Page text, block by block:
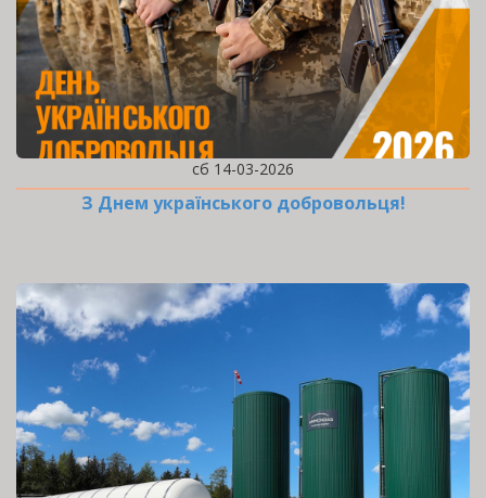
сб 14-03-2026
З Днем українського добровольця!